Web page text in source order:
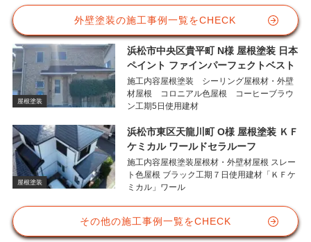
外壁塗装の施工事例一覧をCHECK
屋根塗装
浜松市中央区貴平町 N様 屋根塗装 日本
ペイント ファインパーフェクトベスト
施工内容屋根塗装 シーリング屋根材・外壁
材屋根 コロニアル色屋根 コーヒーブラウ
ン工期5日使用建材
屋根塗装
浜松市東区天龍川町 O様 屋根塗装 ＫＦ
ケミカル ワールドセラルーフ
施工内容屋根塗装屋根材・外壁材屋根 スレー
ト色屋根 ブラック工期７日使用建材「ＫＦケ
ミカル」ワール
その他の施工事例一覧をCHECK